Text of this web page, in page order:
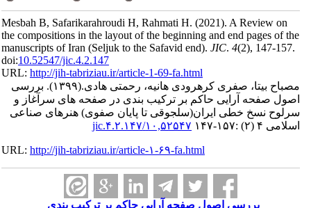
Mesbah B, Safarikarahroudi H, Rahmati H.(2021).A
the compositions in the lay‌out of the beginning and end
manuscripts of Iran (Seljuk to the Safavid end).JIC.4(2),
doi:10.52547/jic.4.2.147
URL:http://jih-tabriziau.ir/article-1-69-fa.html
صفری کرهرودی هانیه، رحمتی هادی.(۱۳۹۹).
بررسی
آرایی حاکم بر ترکیب بندی در صفحه های سرآغاز و
نسخ خطی ایران(سلجوقی تا پایان صفوی) هنرهای صناعی
۱۰,۵۲۵۴۷/jic.۴.۲.۱۴۷
URL:http://jih-tabriziau.ir/article-۱-۶۹-fa.html
بررسی اصول صفحه آرایی حاکم بر ترکیب بندی